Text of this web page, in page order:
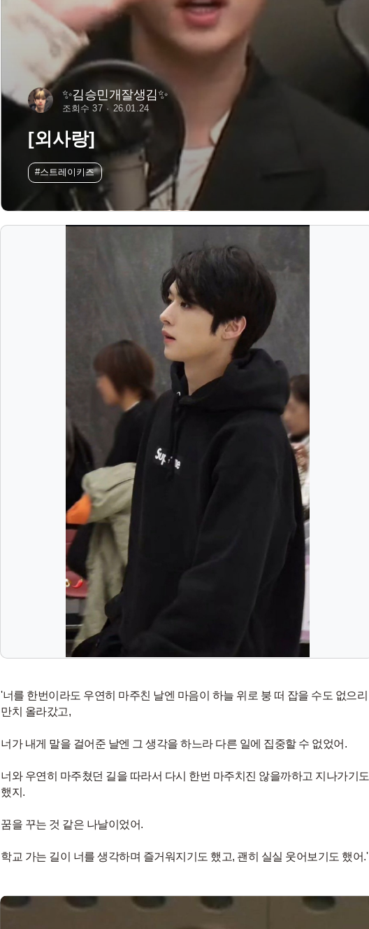
✨️김승민개잘생김✨️
조회수 37 26.01.24
[외사랑]
#스트레이키즈
'너를 한번이라도 우연히 마주친 날엔 마음이 하늘 위로 붕 떠 잡을 수도 없으리
만치 올라갔고,
너가 내게 말을 걸어준 날엔 그 생각을 하느라 다른 일에 집중할 수 없었어.
너와 우연히 마주쳤던 길을 따라서 다시 한번 마주치진 않을까하고 지나가기도
했지.
꿈을 꾸는 것 같은 나날이었어.
학교 가는 길이 너를 생각하며 즐거워지기도 했고, 괜히 실실 웃어보기도 했어.'